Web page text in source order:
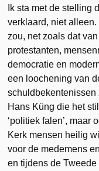
Ik sta met de stelling
verklaard, niet alleen.
zou, net zoals dat
protestanten,
democratie en
een loochening van
schuldbekentenissen
Hans Küng die het
‘politiek falen’, maar
Kerk mensen heilig
voor de medemens
en tijdens de